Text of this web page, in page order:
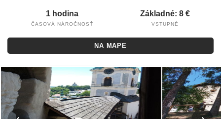
BANSKÁ BYSTRICA
BANSKÁ ŠTIAVNICA
KREMNICA
1 hodina
ČASOVÁ NÁROČNOSŤ
Základné: 8 €
VSTUPNÉ
NA MAPE